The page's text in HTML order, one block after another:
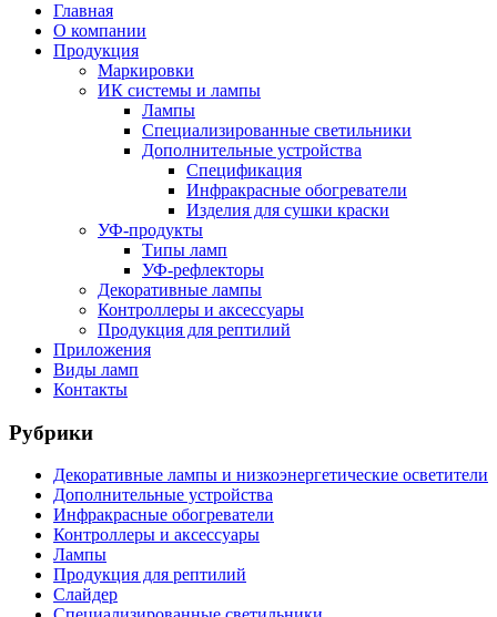
Главная
О компании
Продукция
Маркировки
ИК системы и лампы
Лампы
Специализированные светильники
Дополнительные устройства
Спецификация
Инфракрасные обогреватели
Изделия для сушки краски
УФ-продукты
Типы ламп
УФ-рефлекторы
Декоративные лампы
Контроллеры и аксессуары
Продукция для рептилий
Приложения
Виды ламп
Контакты
Рубрики
Декоративные лампы и низкоэнергетические осветители
Дополнительные устройства
Инфракрасные обогреватели
Контроллеры и аксессуары
Лампы
Продукция для рептилий
Слайдер